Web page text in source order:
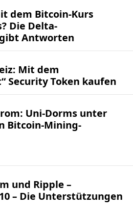
dem Bitcoin-Kurs
Die Delta-
Antworten
Mit dem
Security Token kaufen
Uni-Dorms unter
Bitcoin-Mining-
und Ripple –
– Die Unterstützungen